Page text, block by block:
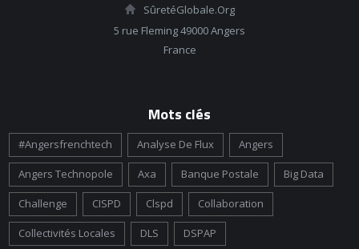
SûretéGlobale.Org
5 rue Fleming 49000 Angers
France
Mots clés
#angersfrenchtech Analyse De Flux Angers
Angers Technopole Axa Banque Postale Big Data
Challenge CISPD Clspd Collaboration
Collectivités Locales DLS DSPAP